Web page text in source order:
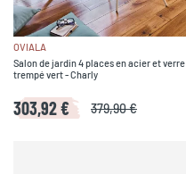
OVIALA
Salon de jardin 4 places en acier et verre
trempé vert - Charly
303,92 € 379,90 €